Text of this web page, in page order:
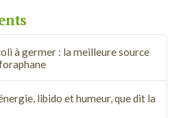
à germer : la meilleure source
libido et humeur, que dit la